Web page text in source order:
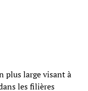
plus large visant à
les filières